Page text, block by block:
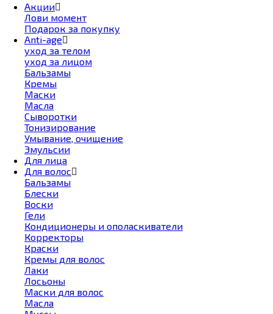
Акции
Лови момент
Подарок за покупку
Anti-age
уход за телом
уход за лицом
Бальзамы
Кремы
Маски
Масла
Сыворотки
Тонизирование
Умывание, очищение
Эмульсии
Для лица
Для волос
Бальзамы
Блески
Воски
Гели
Кондиционеры и ополаскиватели
Корректоры
Краски
Кремы для волос
Лаки
Лосьоны
Маски для волос
Масла